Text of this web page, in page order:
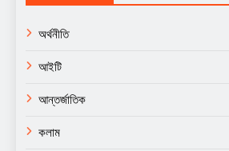
অর্থনীতি
আইটি
আন্তর্জাতিক
কলাম